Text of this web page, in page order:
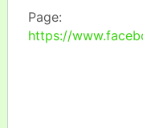
Page:
https://